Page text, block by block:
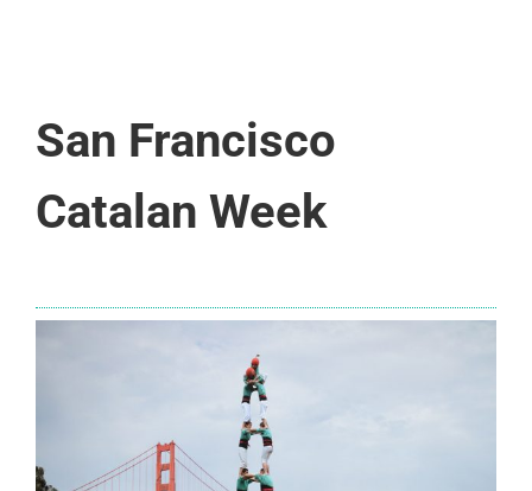
San Francisco
Catalan Week